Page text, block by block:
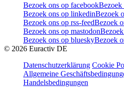
Bezoek ons op facebookBezoek
Bezoek ons op linkedinBezoek
Bezoek ons op rss-feedBezoek
Bezoek ons op mastodon
Bezoek ons op blueskyBezoek
© 2026 Euractiv DE
Datenschutzerklärung Cookie
Allgemeine
Handelsbedingungen